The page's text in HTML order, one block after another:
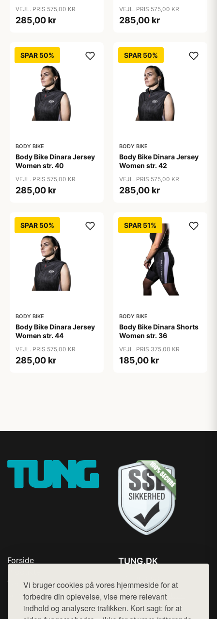
Vi bruger cookies på vores hjemmeside for at
forbedre din oplevelse, vise mere relevant
indhold og analysere trafikken. Kort sagt: for at
- Comfort Collection -
sort
VEJL. PRIS 575,00 KR
285,00 kr
VEJL. PRIS 575,00 KR
285,00 kr
SPAR 50%
BODY BIKE
Body Bike Dinara Jersey
Women str. 40
VEJL. PRIS 575,00 KR
285,00 kr
SPAR 50%
BODY BIKE
Body Bike Dinara Jersey
Women str. 42
VEJL. PRIS 575,00 KR
285,00 kr
SPAR 50%
BODY BIKE
Body Bike Dinara Jersey
Women str. 44
VEJL. PRIS 575,00 KR
285,00 kr
SPAR 51%
BODY BIKE
Body Bike Dinara Shorts
Women str. 36
VEJL. PRIS 375,00 KR
185,00 kr
Forside
Top Rabatter
Kontakt
TUNG.DK
Mail: hej@want.dk
Cookie- og privatlivspolitik